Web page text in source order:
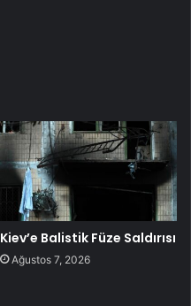
Kiev’e Balistik Füze Saldırısı
Ağustos 7, 2026